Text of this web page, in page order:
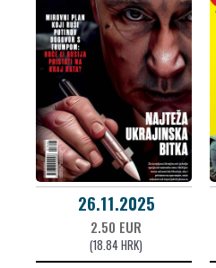
26.11.2025
2.50 EUR
(18.84 HRK)